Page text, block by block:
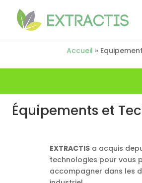
Accueil »
Équipements et
EXTRACTIS a acquis
technologies pour vous
accompagner dans les